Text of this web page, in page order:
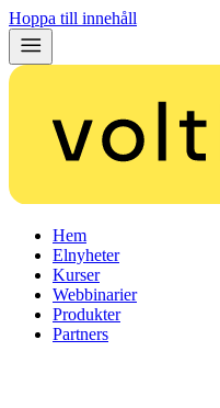
Hoppa till innehåll
Hem
Elnyheter
Kurser
Webbinarier
Produkter
Partners